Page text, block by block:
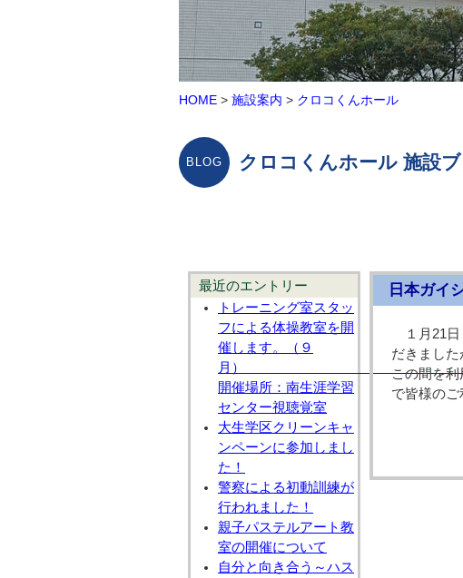
HOME > 施設案内 > クロコくんホール
クロコくんホール 施設
最近のエントリー
トレーニング室スタッ
フによる体操教室を開
催します。（９
開催場所：南生涯学習
センター視聴覚室
大生学区クリーンキャ
ンペーンに参加しまし
た！
警察による初動訓練が
行われました！
親子パステルアート教
室の開催について
自分と向き合う～ハス
日本ガイ
１月21
だきました
この間を利
で皆様のご